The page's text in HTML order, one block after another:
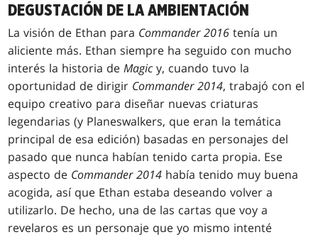
DEGUSTACIÓN DE LA AMBIENTACIÓN
La visión de Ethan para Commander 2016 tenía un
aliciente más. Ethan siempre ha seguido con mucho
interés la historia deMagic y, cuando tuvo la
oportunidad de dirigir Commander 2014, trabajó con el
equipo creativo para diseñar nuevas criaturas
legendarias (y Planeswalkers, que eran la temática
principal de esa edición) basadas en personajes del
pasado que nunca habían tenido carta propia. Ese
aspecto de Commander 2014 había tenido muy buena
acogida, así que Ethan estaba deseando volver a
utilizarlo. De hecho, una de las cartas que voy a
revelaros es un personaje que yo mismo intenté